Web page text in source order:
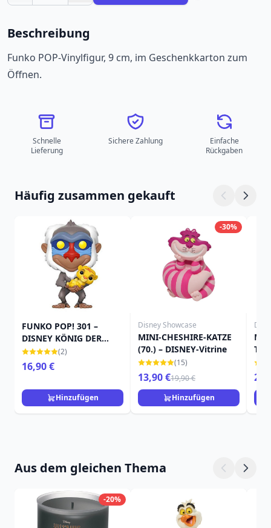
Beschreibung
Funko POP-Vinylfigur, 9 cm, im Geschenkkarton zum
Öffnen.
Schnelle
Lieferung
Sichere Zahlung
Einfache
Rückgaben
Häufig zusammen gekauft
FUNKO POP! 301 –
DISNEY KÖNIG DER
LÖWEN – RAFIKI UND
BABY SIMBA
(2)
16,90 €
Hinzufügen
-30%
Disney Showcase
MINI-CHESHIRE-KATZE
(70.) – DISNEY-Vitrine
(15)
13,90 €19,90 €
Hinzufügen
Aus dem gleichen Thema
-20%